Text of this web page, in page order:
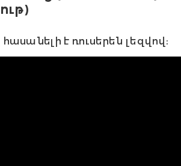
հասանելի է ռուսերեն լեզվով։